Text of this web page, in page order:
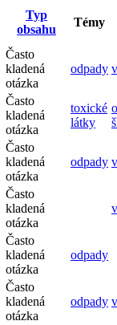
Typ
obsahu
Témy
Často
kladená
otázka
odpady
Často
kladená
otázka
toxické
látky
Často
kladená
otázka
odpady
Často
kladená
otázka
Často
kladená
otázka
odpady
Často
kladená
otázka
odpady